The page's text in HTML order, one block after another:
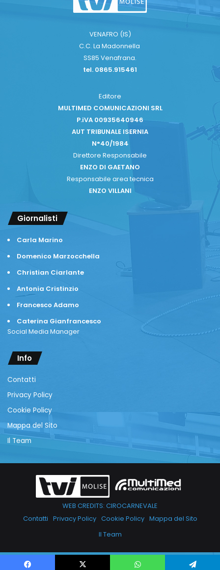
VENAFRO (IS)
C.C. La Madonnella
SS85 Venafrana.
tel. 0865.915461
Editore
MULTIMED COMUNICAZIONI SRL
P.iVA 00935640946
AUT TRIBUNALE ISERNIA
N°40/1984
Direttore Responsabile
ENZO DI GAETANO
Responsabile area tecnica
ENZO VILLANI
Giornalisti
Carla Marino
Domenico Marzocchella
Christian Ciarlante
Antonia Cristinzio
Francesco Adamo
Caterina Gianfrancesco
Social Media Manager
Info
Contatti
Privacy Policy
Cookie Policy
Mappa del Sito
Il Team
WEB CREDITS: CIROCARNEVALE
Contatti Privacy Policy Cookie Policy Mappa del Sito
Il Team